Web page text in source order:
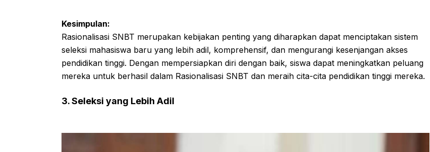
Kesimpulan:
Rasionalisasi SNBT merupakan kebijakan penting yang diharapkan dapat menciptakan sistem
seleksi mahasiswa baru yang lebih adil, komprehensif, dan mengurangi kesenjangan akses
pendidikan tinggi. Dengan mempersiapkan diri dengan baik, siswa dapat meningkatkan peluang
mereka untuk berhasil dalam Rasionalisasi SNBT dan meraih cita-cita pendidikan tinggi mereka.
3. Seleksi yang Lebih Adil